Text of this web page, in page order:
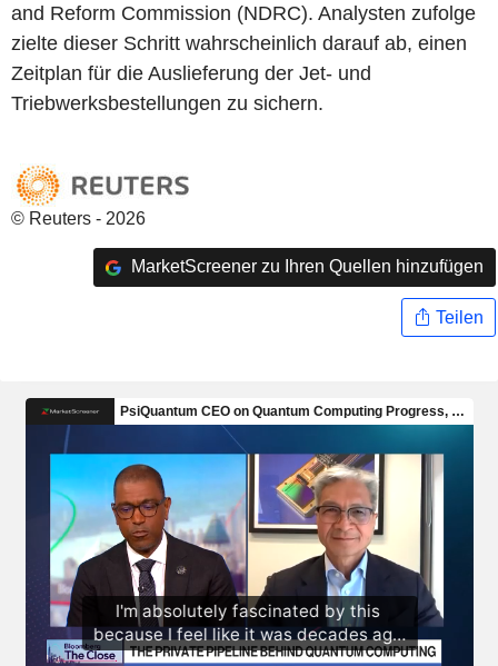
and Reform Commission (NDRC). Analysten zufolge
zielte dieser Schritt wahrscheinlich darauf ab, einen
Zeitplan für die Auslieferung der Jet- und
Triebwerksbestellungen zu sichern.
© Reuters - 2026
MarketScreener zu Ihren Quellen hinzufügen
Teilen